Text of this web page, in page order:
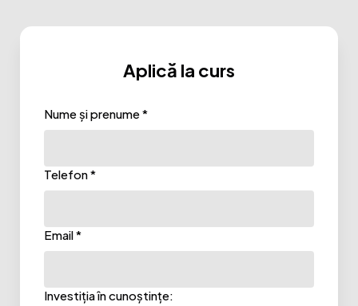
Aplică la curs
Nume și prenume *
Telefon *
Email *
Investiția în cunoștințe: